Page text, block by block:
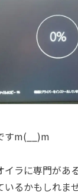
すm(__)m
イラに専門があ
いるかもしれま